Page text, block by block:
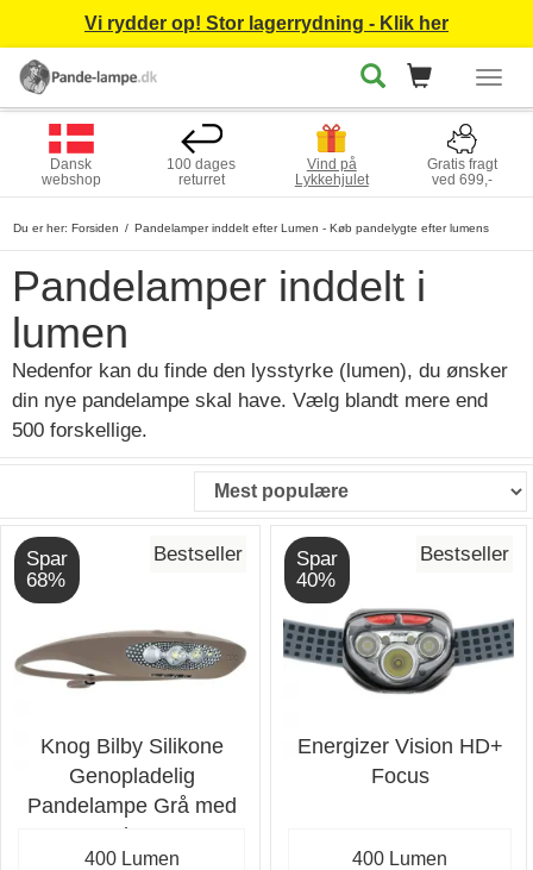
Vi rydder op! Stor lagerrydning - Klik her
Dansk
webshop
100 dages
returret
Vind på
Lykkehjulet
Gratis fragt
ved 699,-
Du er her: Forsiden Pandelamper inddelt efter Lumen - Køb pandelygte efter lumens
Pandelamper inddelt i
lumen
Nedenfor kan du finde den lysstyrke (lumen), du ønsker
din nye pandelampe skal have. Vælg blandt mere end
500 forskellige.
Spar
68%
Bestseller
Knog Bilby Silikone
Genopladelig
Pandelampe Grå med
400 lumen
400 Lumen
Spar
40%
Bestseller
Energizer Vision HD+
Focus
400 Lumen